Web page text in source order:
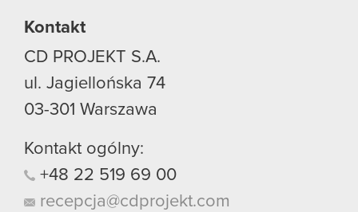
Kontakt
CD PROJEKT S.A.
ul. Jagiellońska 74
03-301 Warszawa
Kontakt ogólny:
+48 22 519 69 00
recepcja@cdprojekt.com